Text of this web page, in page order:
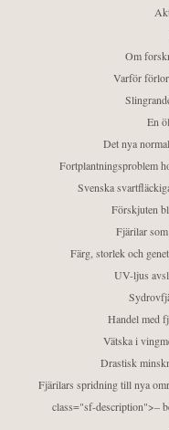
Om
Varför
En
Det nya
Fortplantningsproblem
Svenska
Förskjuten
Fjärilar
Färg, storlek och
UV-ljus
Handel med
Vätska i
Drastisk
Fjärilars spridning till nya
class="sf-description">–